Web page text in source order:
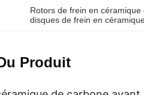
Rotors de frein en
disques de frein en
Produit